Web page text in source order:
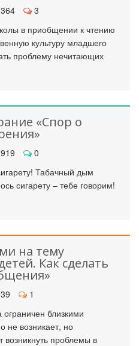
3
в приобщении к чтению
культуру младшего
проблему нечитающих
«Спор о
0
Табачный дым
сигарету – тебе говорим!
на тему
Как сделать
1
близкими
не возникает, но
возникнуть проблемы в